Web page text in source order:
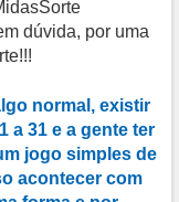
dúvida, por uma
normal, existir
a 31 e a gente ter
jogo simples de
acontecer com